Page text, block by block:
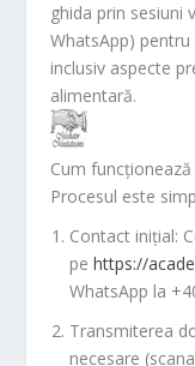
ghida prin sesiuni
WhatsApp)
inclusiv aspecte
alimentară.
Cum
Procesul este
Contact inițial:
pehttps://
WhatsApp la
Transmiterea
necesare